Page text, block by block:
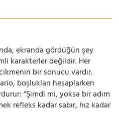
ekranda gördüğün şey
karakterler değildir. Her
bir sonucu vardır.
boşlukları hesaplarken
“Şimdi mi, yoksa bir adım
refleks kadar sabır, hız kadar